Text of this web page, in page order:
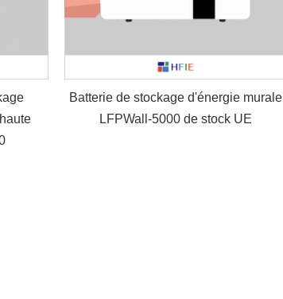
Batterie de stockage d'énergie murale
LFPWall-5000 de stock UE